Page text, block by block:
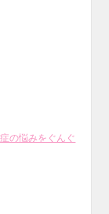
の悩みをぐんぐ